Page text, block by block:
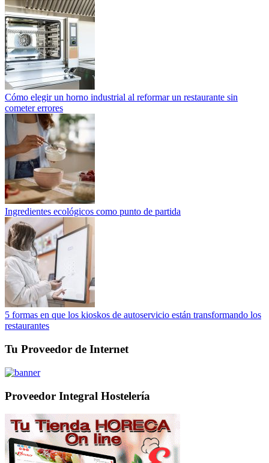
Cómo elegir un horno industrial al reformar un restaurante sin
cometer errores
Ingredientes ecológicos como punto de partida
5 formas en que los kioskos de autoservicio están transformando los
restaurantes
Tu Proveedor de Internet
Proveedor Integral Hostelería